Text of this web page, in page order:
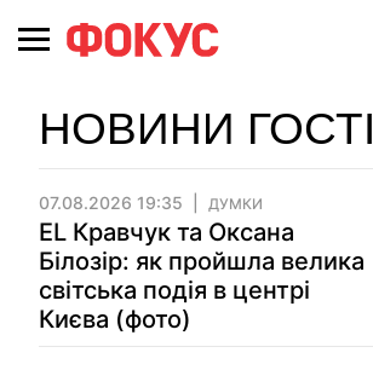
НОВИНИ ГОСТІ
07.08.2026 19:35 ДУМКИ
EL Кравчук та Оксана
Білозір: як пройшла велика
світська подія в центрі
Києва (фото)